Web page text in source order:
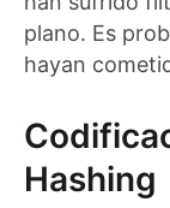
plano. Es
hayan
Hashing